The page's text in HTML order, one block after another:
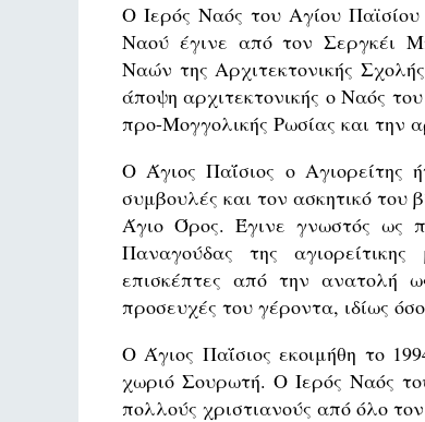
Ο Ιερός Ναός του Αγίου Παϊσίου
Ναού έγινε από τον Σεργκέι
Ναών της Αρχιτεκτονικής
άποψη αρχιτεκτονικής ο Ναός
προ-Μογγολικής Ρωσίας και την
Ο Άγιος Παΐσιος ο Αγιορείτης
συμβουλές και τον ασκητικό του
Άγιο Όρος. Έγινε γνωστός ως
Παναγούδας της
επισκέπτες από την ανατολή
προσευχές του γέροντα, ιδίως
Ο Άγιος Παΐσιος εκοιμήθη το
χωριό Σουρωτή. Ο Ιερός Ναός
πολλούς χριστιανούς από όλο